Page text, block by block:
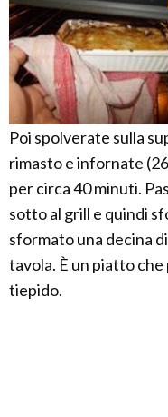
Poi spolverate sulla
rimasto e infornate
per circa 40 minuti.
sotto al grill e quindi
sformato una decina
tavola. È un piatto
tiepido.